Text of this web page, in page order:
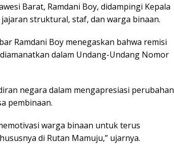
Barat, Ramdani Boy, didampingi Kepala
struktural, staf, dan warga binaan.
Ramdani Boy menegaskan bahwa remisi
dalam Undang-Undang Nomor
negara dalam mengapresiasi perubahan
pembinaan.
warga binaan untuk terus
di Rutan Mamuju,” ujarnya.